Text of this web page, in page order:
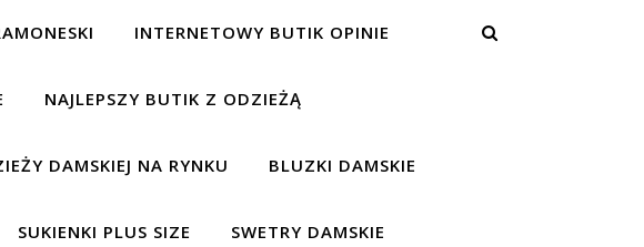
INTERNETOWY BUTIK OPINIE
NAJLEPSZY BUTIK Z ODZIEŻĄ
DAMSKIEJ NA RYNKU BLUZKI DAMSKIE
SUKIENKI PLUS SIZE SWETRY DAMSKIE